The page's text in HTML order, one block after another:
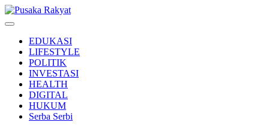
Skip
to
EDUKASI
LIFESTYLE
POLITIK
INVESTASI
HEALTH
DIGITAL
HUKUM
Serba Serbi